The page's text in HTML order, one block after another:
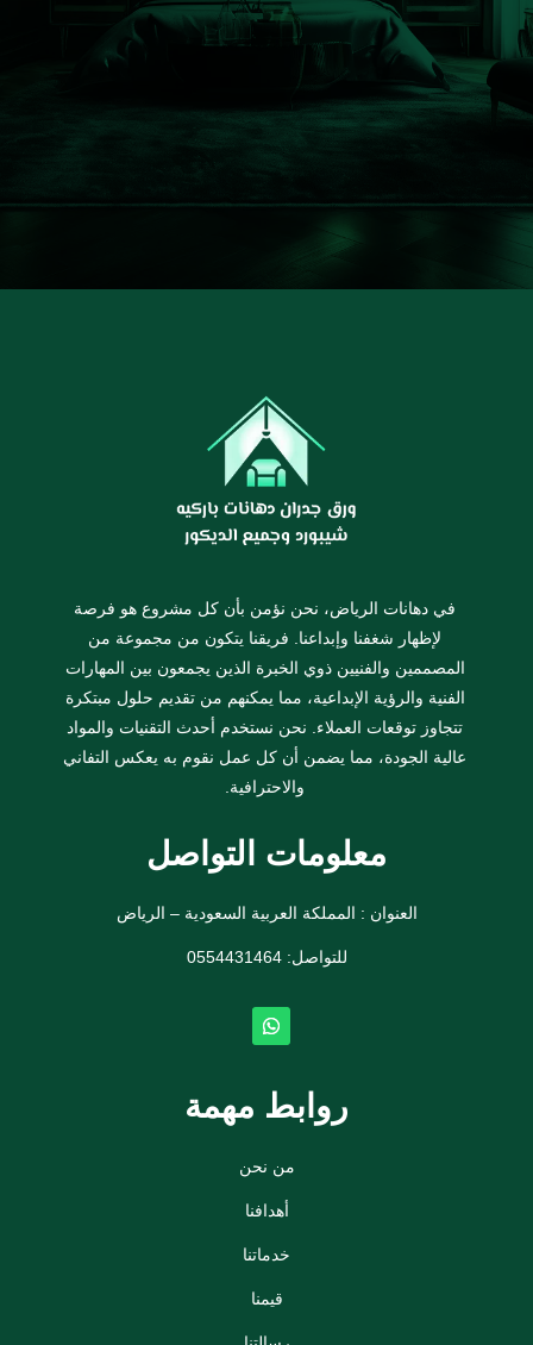
في دهانات الرياض، نحن نؤمن بأن كل مشروع هو فرصة
لإظهار شغفنا وإبداعنا. فريقنا يتكون من مجموعة من
المصممين والفنيين ذوي الخبرة الذين يجمعون بين المهارات
الفنية والرؤية الإبداعية، مما يمكنهم من تقديم حلول مبتكرة
تتجاوز توقعات العملاء. نحن نستخدم أحدث التقنيات والمواد
عالية الجودة، مما يضمن أن كل عمل نقوم به يعكس التفاني
والاحترافية.
معلومات التواصل
العنوان : المملكة العربية السعودية – الرياض
للتواصل: ⁦0554431464
روابط مهمة
من نحن
أهدافنا
خدماتنا
قيمنا